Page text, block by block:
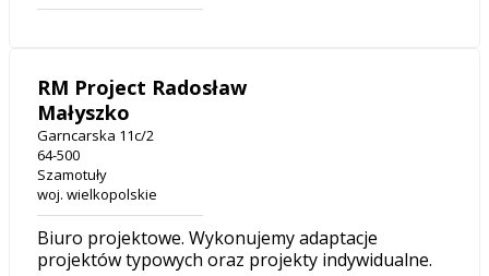
RM Project Radosław
Małyszko
Garncarska 11c/2
64-500
Szamotuły
woj. wielkopolskie
Biuro projektowe. Wykonujemy adaptacje
projektów typowych oraz projekty indywidualne.